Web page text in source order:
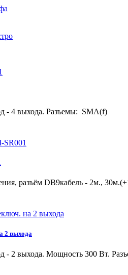
- 4 выхода. Разъемы: SMA(f)
разъём DB9кабель - 2м.,
2 выхода
- 2 выхода. Мощность 300 Вт.